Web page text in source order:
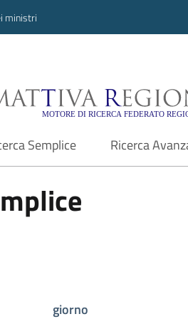
ministri
Regioni
Semplice Ricerca
giorno